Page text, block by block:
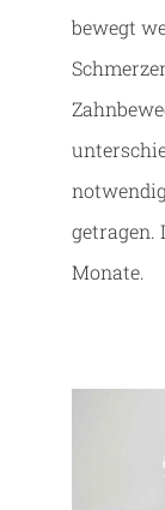
bewegt
getragen.
Monate.